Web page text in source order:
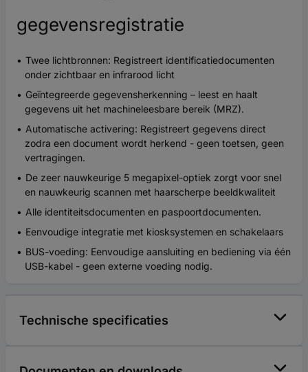
gegevensregistratie
Twee lichtbronnen: Registreert identificatiedocumenten
onder zichtbaar en infrarood licht
Geïntegreerde gegevensherkenning – leest en haalt
gegevens uit het machineleesbare bereik (MRZ).
Automatische activering: Registreert gegevens direct
zodra een document wordt herkend - geen toetsen, geen
vertragingen.
De zeer nauwkeurige 5 megapixel-optiek zorgt voor snel
en nauwkeurig scannen met haarscherpe beeldkwaliteit
Alle identiteitsdocumenten en paspoortdocumenten.
Eenvoudige integratie met kiosksystemen en schakelaars
BUS-voeding: Eenvoudige aansluiting en bediening via één
USB-kabel - geen externe voeding nodig.
Technische specificaties